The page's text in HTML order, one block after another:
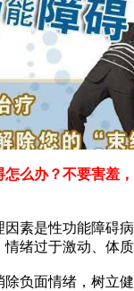
么办？不要害羞，
因素是性功能障碍
绪过于激动、体质
负面情绪，树立健